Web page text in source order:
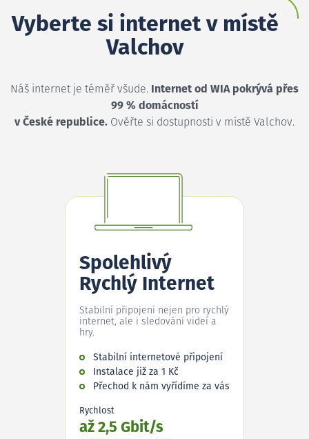
Vyberte si internet v místě
Valchov
Náš internet je téměř všude. Internet od WIA pokrývá přes
99 % domácností
v České republice. Ověřte si dostupnosti v místě Valchov.
Spolehlivý
Rychlý Internet
Stabilní připojení nejen pro rychlý
internet, ale i sledování videí a
hry.
Stabilní internetové připojení
Instalace již za 1 Kč
Přechod k nám vyřídíme za vás
Rychlost
až 2,5 Gbit/s